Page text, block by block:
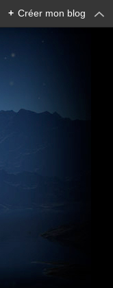
+ Créer mon blog